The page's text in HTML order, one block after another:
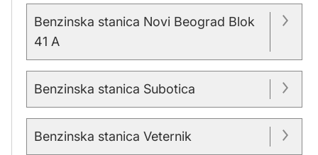
Benzinska stanica Novi Beograd Blok
41 A
Benzinska stanica Subotica
Benzinska stanica Veternik